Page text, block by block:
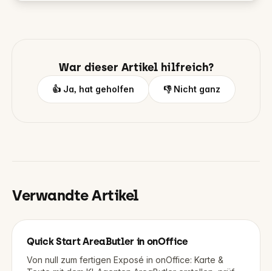
War dieser Artikel hilfreich?
👍 Ja, hat geholfen 👎 Nicht ganz
Verwandte Artikel
Quick Start AreaButler in onOffice
Von null zum fertigen Exposé in onOffice: Karte &